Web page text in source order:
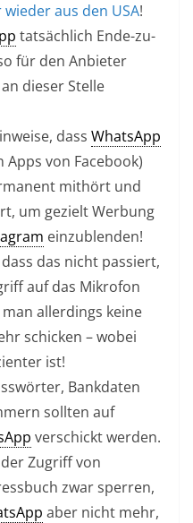
aus den USA!
tatsächlich Ende-zu-
für den Anbieter
dieser Stelle
dass WhatsApp
von Facebook)
mithört und
um gezielt Werbung
einzublenden!
das nicht passiert,
auf das Mikrofon
allerdings keine
schicken – wobei
ist!
Bankdaten
sollten auf
verschickt werden.
Zugriff von
zwar sperren,
aber nicht mehr,